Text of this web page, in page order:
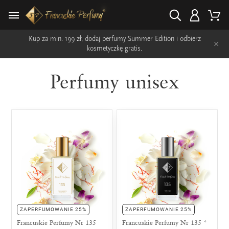
Kup za min. 199 zł, dodaj perfumy Summer Edition i odbierz
kosmetyczkę gratis.
×
Perfumy unisex
ZAPERFUMOWANIE 25%
Francuskie Perfumy Nr 135
ZAPERFUMOWANIE 25%
Francuskie Perfumy Nr 135 *